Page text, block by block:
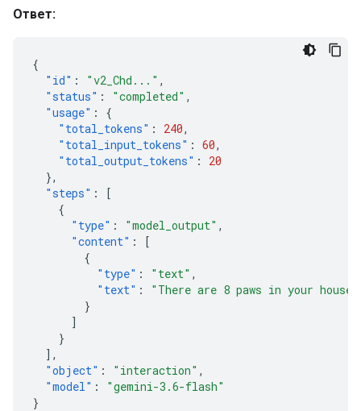
Ответ:
{
"id" : "v2_Chd..." ,
"status" : "completed" ,
"usage" :
{
"total_tokens" : 240,
"total_input_tokens" : 60,
"total_output_tokens" :
20
},
"steps" :
[
{
"type" : "model_output" ,
"content" :
[
{
"type" : "text" ,
"text" :
"There are 8 paws in your
}
]
}
],
"object" : "interaction" ,
"model" :
"gemini-3.6-flash"
}